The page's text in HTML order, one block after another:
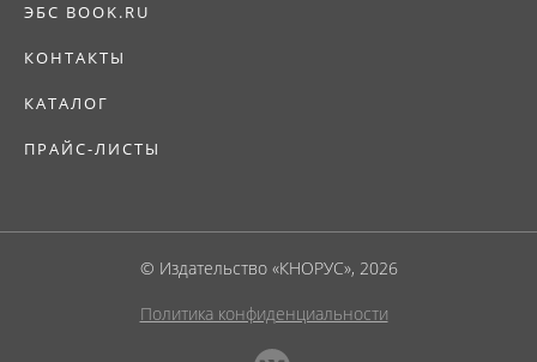
ЭБС BOOK.RU
КОНТАКТЫ
КАТАЛОГ
ПРАЙС-ЛИСТЫ
© Издательство «КНОРУС», 2026
Политика конфиденциальности